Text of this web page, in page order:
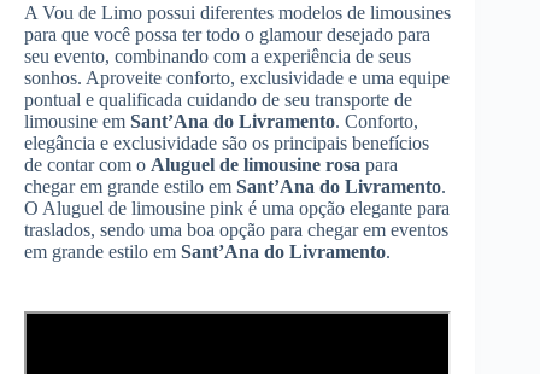
A Vou de Limo possui diferentes modelos de limousines
para que você possa ter todo o glamour desejado para
seu evento, combinando com a experiência de seus
sonhos. Aproveite conforto, exclusividade e uma equipe
pontual e qualificada cuidando de seu transporte de
limousine em Sant’Ana do Livramento. Conforto,
elegância e exclusividade são os principais benefícios
de contar com o Aluguel de limousine rosa para
chegar em grande estilo em Sant’Ana do Livramento.
O Aluguel de limousine pink é uma opção elegante para
traslados, sendo uma boa opção para chegar em eventos
em grande estilo em Sant’Ana do Livramento.